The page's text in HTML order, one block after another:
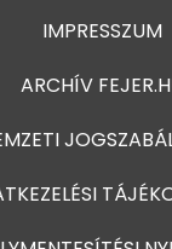
IMPRESSZUM
ARCHÍV